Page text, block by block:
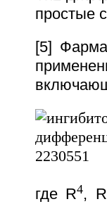
простые
[5]
где R4, R